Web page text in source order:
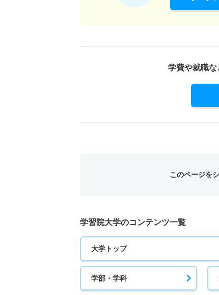
学費や就職な
このページを
学習院大学のコンテンツ一覧
大学トップ
学部・学科